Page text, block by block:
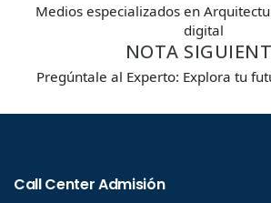
Medios especializados en
digital
NOTA
Pregúntale al Experto: Explora tu
Palabra clave
Hasta...